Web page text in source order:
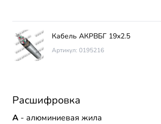
Кабель АКРВБГ 19х2.5
Артикул: 0195216
Расшифровка
А - алюминиевая жила